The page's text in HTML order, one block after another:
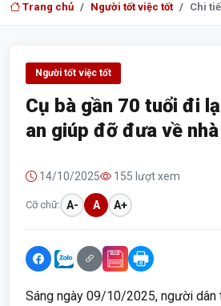
Trang chủ Người tốt việc tốt Chi
Người tốt việc tốt
Cụ bà gần 70 tuổi đi
an giúp đỡ đưa về
14/10/2025 155 lượt xem
Cỡ chữ: A- A A+
Sáng ngày 09/10/2025, người dân